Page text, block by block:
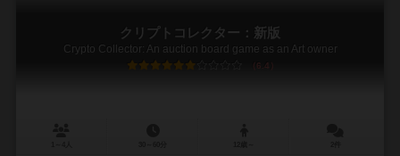
クリプトコレクター：新版
Crypto Collector: An auction board game as an Art owner
6.4